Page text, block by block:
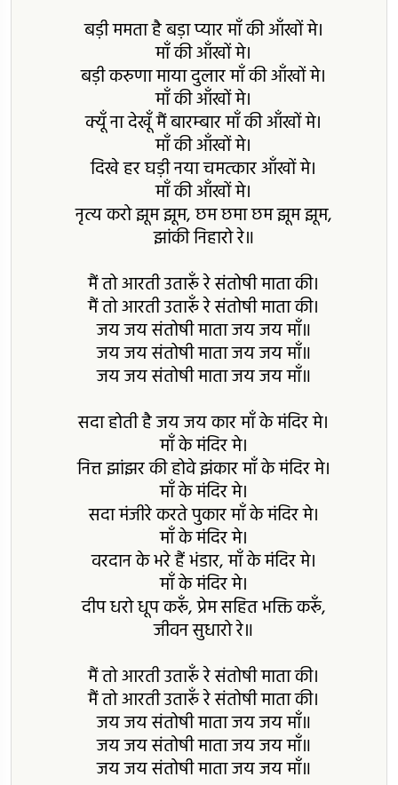
बड़ी ममता है बड़ा प्यार माँ की आँखों मे।
माँ की आँखों मे।
बड़ी करुणा माया दुलार माँ की आँखों मे।
माँ की आँखों मे।
क्यूँ ना देखूँ मैं बारम्बार माँ की आँखों मे।
माँ की आँखों मे।
दिखे हर घड़ी नया चमत्कार आँखों मे।
माँ की आँखों मे।
नृत्य करो झूम झूम, छम छमा छम झूम झूम,
झांकी निहारो रे॥
मैं तो आरती उतारूँ रे संतोषी माता की।
मैं तो आरती उतारूँ रे संतोषी माता की।
जय जय संतोषी माता जय जय माँ॥
जय जय संतोषी माता जय जय माँ॥
जय जय संतोषी माता जय जय माँ॥
सदा होती है जय जय कार माँ के मंदिर मे।
माँ के मंदिर मे।
नित्त झांझर की होवे झंकार माँ के मंदिर मे।
माँ के मंदिर मे।
सदा मंजीरे करते पुकार माँ के मंदिर मे।
माँ के मंदिर मे।
वरदान के भरे हैं भंडार, माँ के मंदिर मे।
माँ के मंदिर मे।
दीप धरो धूप करूँ, प्रेम सहित भक्ति करूँ,
जीवन सुधारो रे॥
मैं तो आरती उतारूँ रे संतोषी माता की।
मैं तो आरती उतारूँ रे संतोषी माता की।
जय जय संतोषी माता जय जय माँ॥
जय जय संतोषी माता जय जय माँ॥
जय जय संतोषी माता जय जय माँ॥